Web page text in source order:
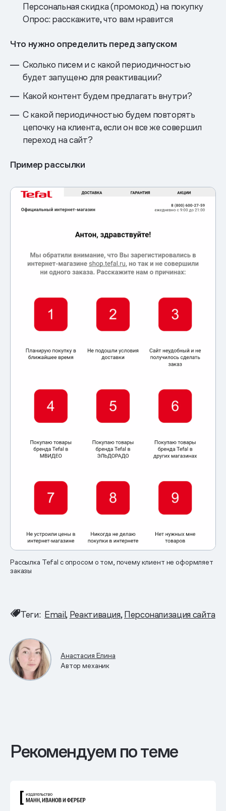
Персональная скидка (промокод) на покупку
Опрос: расскажите, что вам нравится
Что нужно определить перед запуском
Сколько писем и с какой периодичностью
будет запущено для реактивации?
Какой контент будем предлагать внутри?
С какой периодичностью будем повторять
цепочку на клиента, если он все же совершил
переход на сайт?
Пример рассылки
Рассылка Tefal с опросом о том, почему клиент не оформляет
заказы
Теги: Email Реактивация Персонализация сайта
Анастасия Елина
Автор механик
Рекомендуем по теме